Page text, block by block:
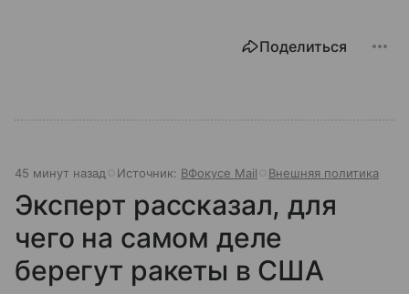
Поделиться
45 минут назад Источник: ВФокусе Mail Внешняя политика
Эксперт рассказал, для
чего на самом деле
берегут ракеты в США